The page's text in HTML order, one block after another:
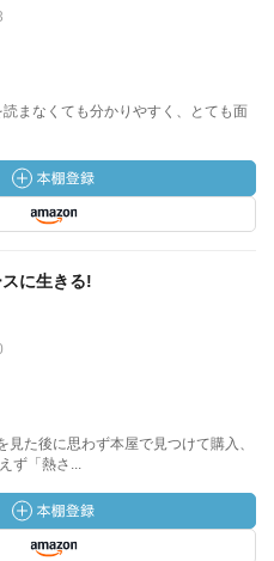
まなくても分かりやすく、とても面
に生きる!
見た後に思わず本屋で見つけて購入、
ず「熱さ...